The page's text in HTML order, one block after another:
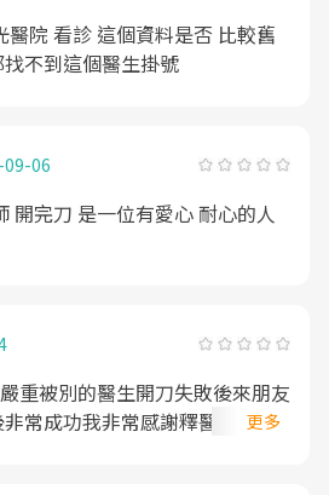
醫院 看診 這個資料是否 比較舊
不到這個醫生掛號
09-06
開完刀 是一位有愛心 耐心的人
重被別的醫生開刀失敗後來朋友
常成功我非常感謝釋醫生的幫
更多